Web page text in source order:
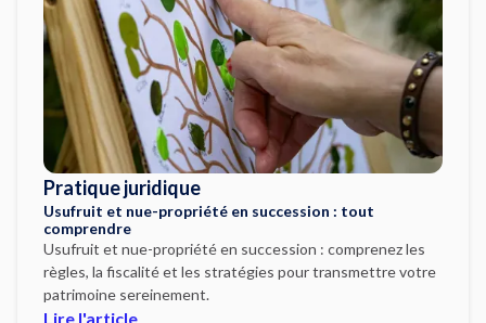
Pratique juridique
Usufruit et nue-propriété en succession : tout
comprendre
Usufruit et nue-propriété en succession : comprenez les
règles, la fiscalité et les stratégies pour transmettre votre
patrimoine sereinement.
Lire l'article